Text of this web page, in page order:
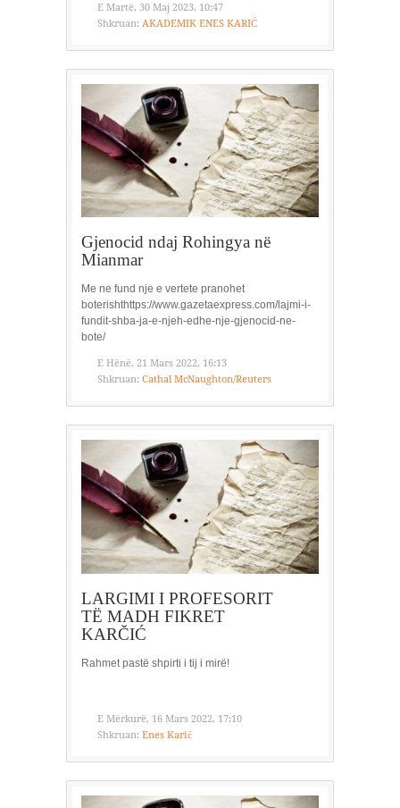
E Martë, 30 Maj 2023, 10:47
Shkruan: AKADEMIK ENES KARIĆ
Gjenocid ndaj Rohingya në
Mianmar
Me ne fund nje e vertete pranohet
boterishthttps://www.gazetaexpress.com/lajmi-i-
fundit-shba-ja-e-njeh-edhe-nje-gjenocid-ne-
bote/
E Hënë, 21 Mars 2022, 16:13
Shkruan: Cathal McNaughton/Reuters
LARGIMI I PROFESORIT
TË MADH FIKRET
KARČIĆ
Rahmet pastë shpirti i tij i mirë!
E Mërkurë, 16 Mars 2022, 17:10
Shkruan: Enes Karić